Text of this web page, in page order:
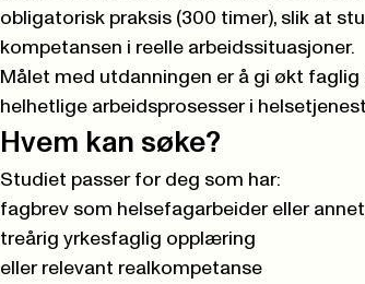
obligatorisk praksis (300 timer), slik at
kompetansen i reelle arbeidssituasjoner.
Målet med utdanningen er å gi økt
helhetlige arbeidsprosesser i
Hvem kan søke?
Studiet passer for deg som har:
fagbrev som helsefagarbeider eller
treårig yrkesfaglig opplæring
eller relevant realkompetanse